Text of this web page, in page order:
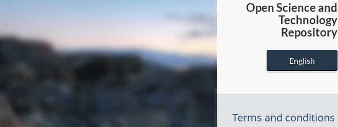
Open Science and
Technology
Repository
English
Terms and conditions